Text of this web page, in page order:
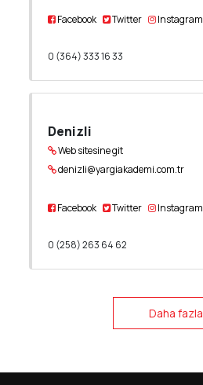
Facebook Twitter Instagram
0 (364) 333 16 33
Denizli
Web sitesine git
denizli@yargiakademi.com.tr
Facebook Twitter Instagram
0 (258) 263 64 62
Daha fazla